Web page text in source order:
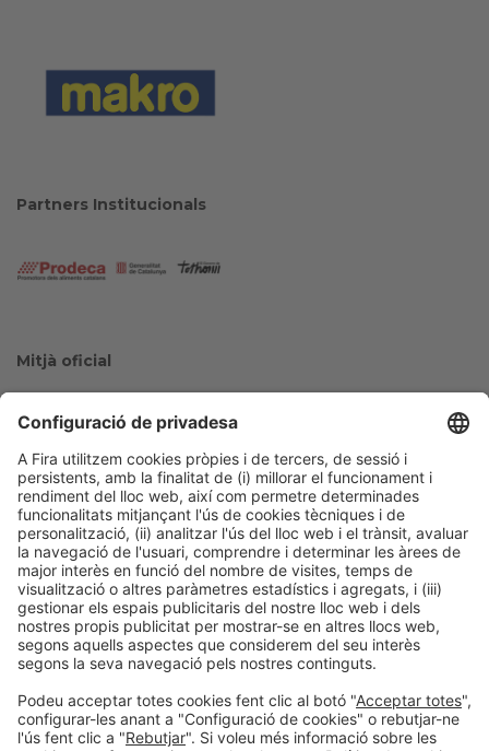
Partners Institucionals
Mitjà oficial
Col·laboradors